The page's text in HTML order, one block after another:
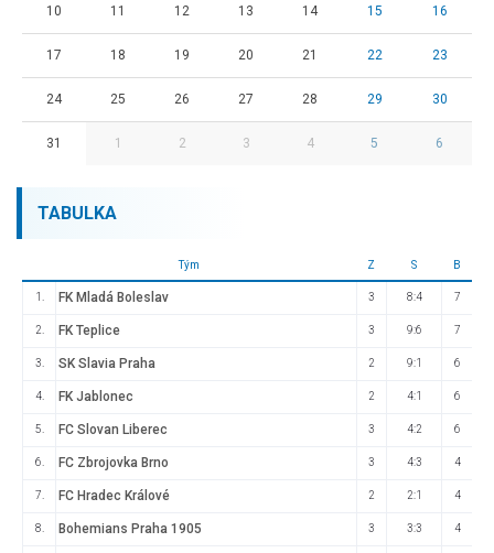
10 11 12 13 14 15 16
17 18 19 20 21 22 23
24 25 26 27 28 29 30
31 1 2 3 4 5 6
TABULKA
Tým Z S B
1. FK Mladá Boleslav 3 8:4 7
2. FK Teplice 3 9:6 7
3. SK Slavia Praha 2 9:1 6
4. FK Jablonec 2 4:1 6
5. FC Slovan Liberec 3 4:2 6
6. FC Zbrojovka Brno 3 4:3 4
7. FC Hradec Králové 2 2:1 4
8. Bohemians Praha 1905 3 3:3 4